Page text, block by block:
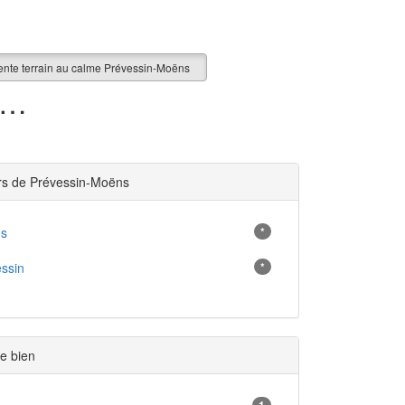
terrain au calme Prévessin-Moëns
vente à Prévessin-Moëns (01)
de Prévessin-Moëns
*
*
bien